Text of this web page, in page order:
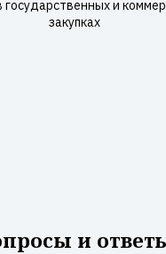
государственных и
закупках
и